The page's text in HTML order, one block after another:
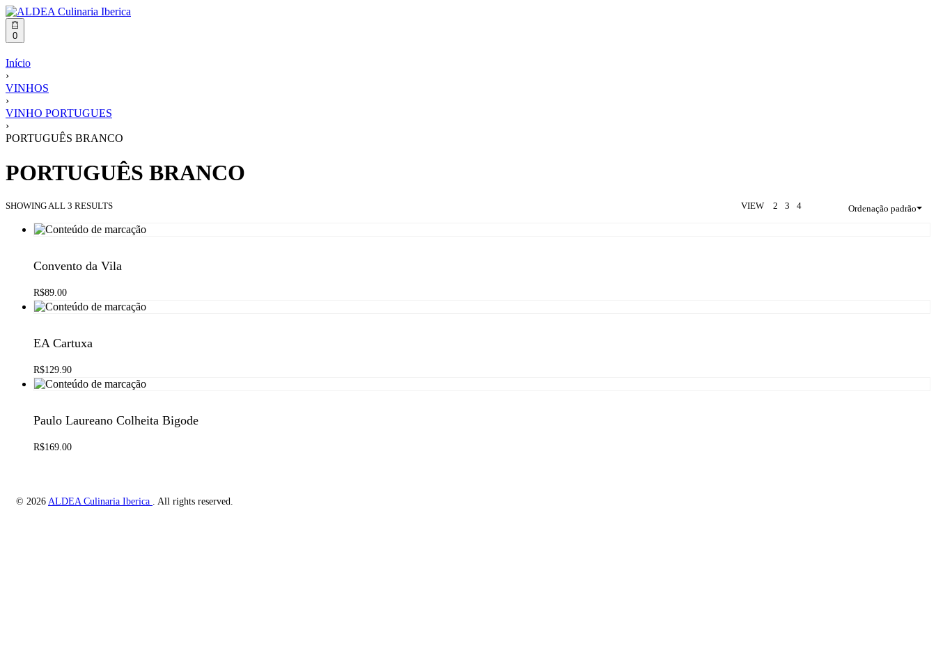
0
Início
›
VINHOS
›
VINHO PORTUGUES
›
PORTUGUÊS BRANCO
PORTUGUÊS BRANCO
SHOWING ALL 3 RESULTS VIEW 2 3 4 Ordenação padrão
Convento da Vila
R$89.00
Adicionar ao carrinho QUICKVIEW
EA Cartuxa
R$129.90
Adicionar ao carrinho QUICKVIEW
Paulo Laureano Colheita Bigode
R$169.00
© 2026 ALDEA Culinaria Iberica . All rights reserved.